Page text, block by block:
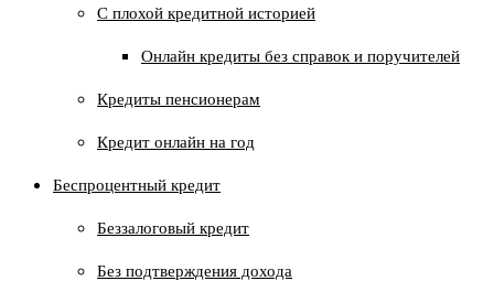
C плохой кредитной историей
Онлайн кредиты без справок и поручителей
Кредиты пенсионерам
Кредит онлайн на год
Беспроцентный кредит
Беззалоговый кредит
Без подтверждения дохода